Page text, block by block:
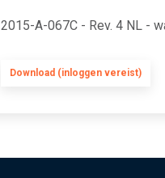
2015-A-067C - Rev. 4 NL -
Download (inloggen vereist)